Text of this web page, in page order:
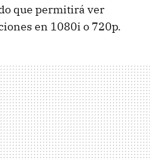
que permitirá ver
en 1080i o 720p.